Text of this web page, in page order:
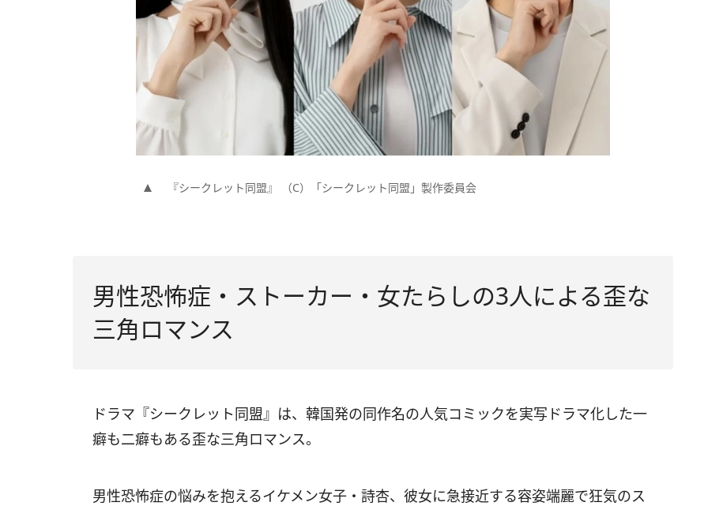
『シークレット同盟』 （C）「シークレット同盟」製作委員会
男性恐怖症・ストーカー・女たらしの3人による歪な
三角ロマンス
ドラマ『シークレット同盟』は、韓国発の同作名の人気コミックを実写ドラマ化した一
癖も二癖もある歪な三角ロマンス。
男性恐怖症の悩みを抱えるイケメン女子・詩杏、彼女に急接近する容姿端麗で狂気のス